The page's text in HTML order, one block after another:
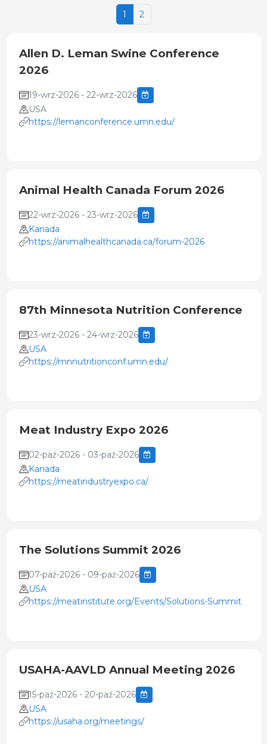
1 2
Allen D. Leman Swine Conference
2026
19-wrz-2026 - 22-wrz-2026
USA
https://lemanconference.umn.edu/
Animal Health Canada Forum 2026
22-wrz-2026 - 23-wrz-2026
Kanada
https://animalhealthcanada.ca/forum-2026
87th Minnesota Nutrition Conference
23-wrz-2026 - 24-wrz-2026
USA
https://mnnutritionconf.umn.edu/
Meat Industry Expo 2026
02-paź-2026 - 03-paź-2026
Kanada
https://meatindustryexpo.ca/
The Solutions Summit 2026
07-paź-2026 - 09-paź-2026
USA
https://meatinstitute.org/Events/Solutions-Summit
USAHA-AAVLD Annual Meeting 2026
15-paź-2026 - 20-paź-2026
USA
https://usaha.org/meetings/